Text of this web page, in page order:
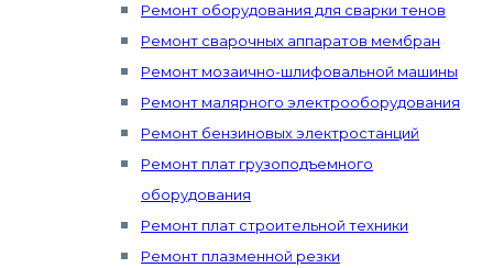
Ремонт оборудования для сварки тенов
Ремонт сварочных аппаратов мембран
Ремонт мозаично-шлифовальной машины
Ремонт малярного электрооборудования
Ремонт бензиновых электростанций
Ремонт плат грузоподъемного
оборудования
Ремонт плат строительной техники
Ремонт плазменной резки